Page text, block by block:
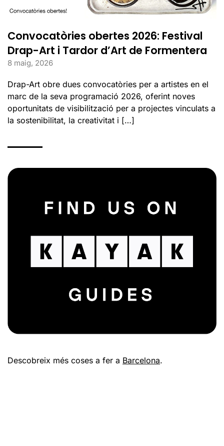
Convocatòries obertes 2026: Festival
Drap-Art i Tardor d’Art de Formentera
8 maig, 2026
Drap-Art obre dues convocatòries per a artistes en el
marc de la seva programació 2026, oferint noves
oportunitats de visibilització per a projectes vinculats a
la sostenibilitat, la creativitat i […]
Descobreix més coses a fer a Barcelona.